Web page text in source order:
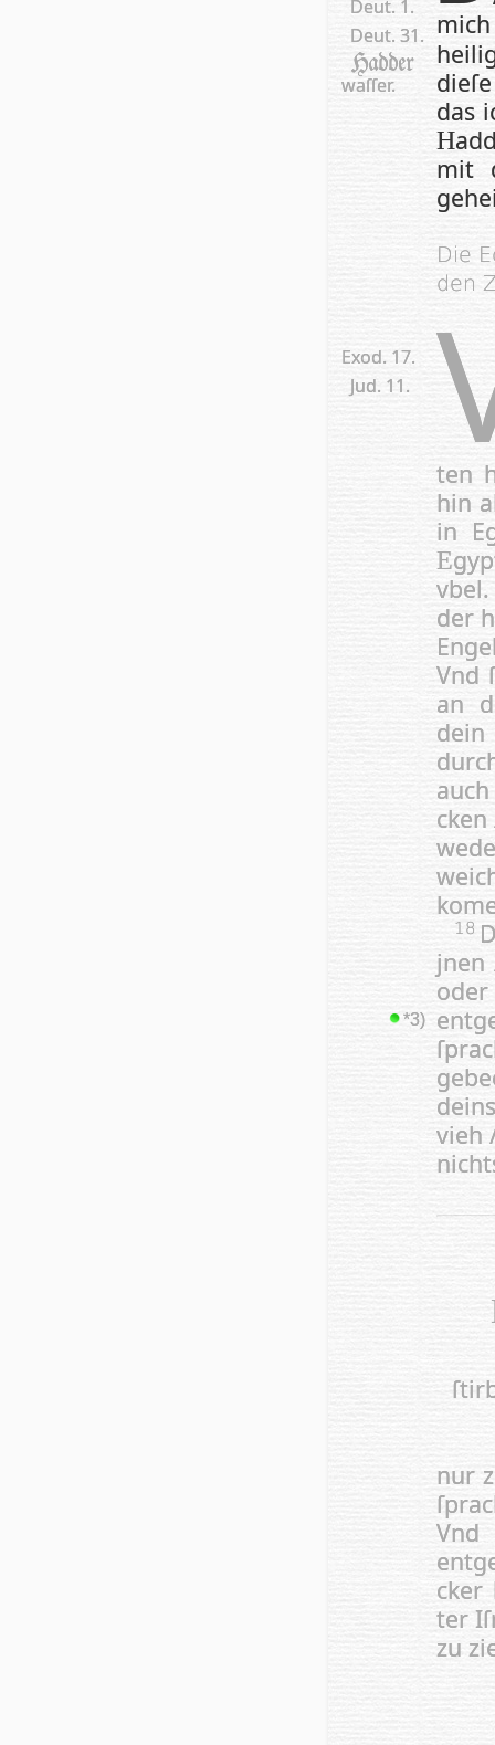
Deut. 1.
Deut. 31.
Hadder
waſ­ſer.
das
H
mit
Die
den
Exod. 17.
Jud. 11.
ten
hin
in
E
der
Vnd
an
*3)
18
jnen
vieh
nur
ter
zu